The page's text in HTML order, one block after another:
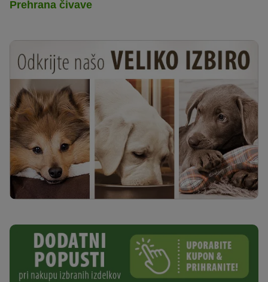
Prehrana čivave